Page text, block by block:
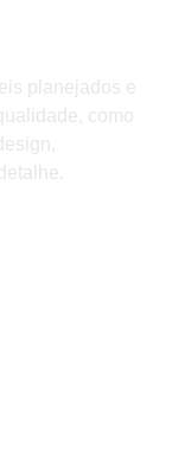
planejados e
como